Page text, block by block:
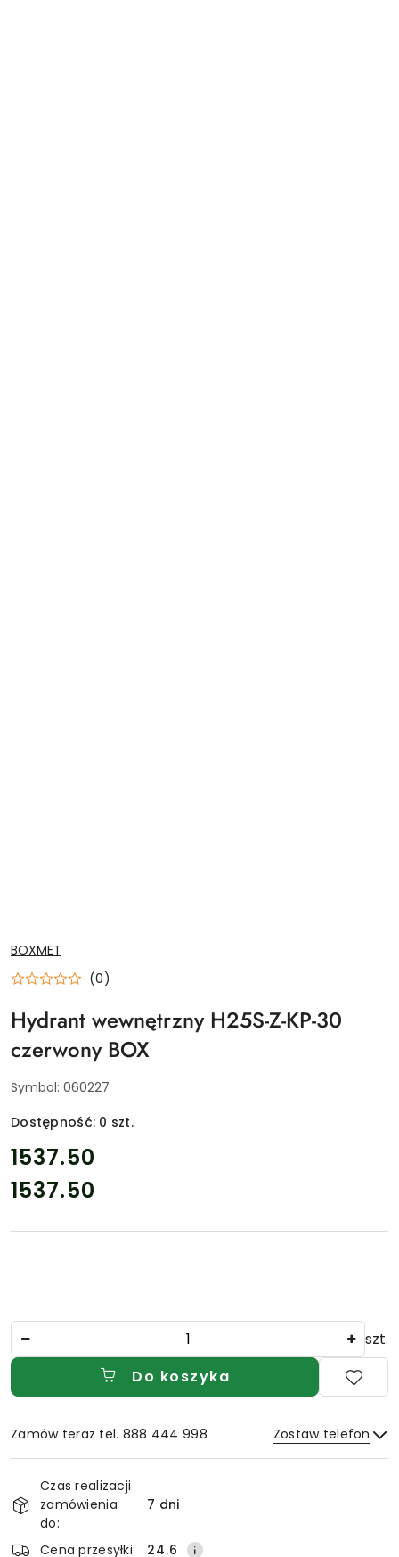
NAZWA
PRODUCENTA:
BOXMET
(0)
Hydrant wewnętrzny H25S-Z-KP-30
czerwony BOX
Symbol: 060227
Dostępność: 0 szt.
cena:
1537.50
Cena:
1537.50
szt.
Do koszyka
Zamów teraz tel. 888 444 998 Zostaw telefon
Wyślij
i
dostawa
Czas realizacji
zamówienia
do:
7 dni
Cena przesyłki: 24.6